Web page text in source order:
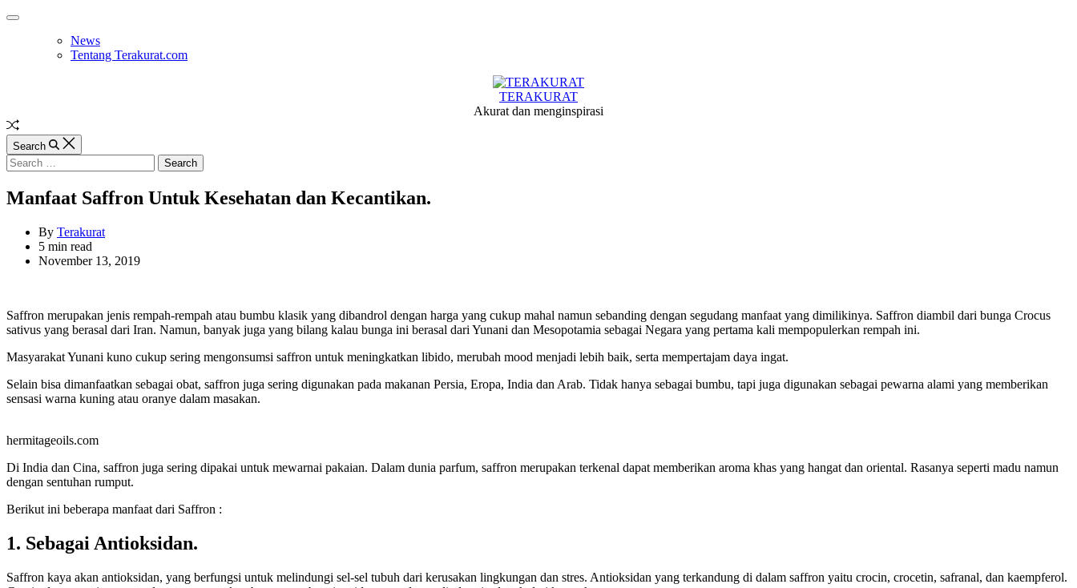
Skip
Off
News
Tentang Terakurat.com
TERAKURAT
Akurat dan menginspirasi
Random
Article
Search
Search
for:
Manfaat Saffron Untuk Kesehatan dan Kecantikan.
By Terakurat
Estimated
read
5 min read
November 13, 2019
Saffron merupakan jenis rempah-rempah atau bumbu klasik yang dibandrol dengan harga yang cukup mahal namun sebanding dengan segudang manfaat yang dimilikinya. Saffron diambil dari bunga Crocus
sativus yang berasal dari Iran. Namun, banyak juga yang bilang kalau bunga ini berasal dari Yunani dan Mesopotamia sebagai Negara yang pertama kali mempopulerkan rempah ini.
Masyarakat Yunani kuno cukup sering mengonsumsi saffron untuk meningkatkan libido, merubah mood menjadi lebih baik, serta mempertajam daya ingat.
Selain bisa dimanfaatkan sebagai obat, saffron juga sering digunakan pada makanan Persia, Eropa, India dan Arab. Tidak hanya sebagai bumbu, tapi juga digunakan sebagai pewarna alami yang memberikan
sensasi warna kuning atau oranye dalam masakan.
hermitageoils.com
Di India dan Cina, saffron juga sering dipakai untuk mewarnai pakaian. Dalam dunia parfum, saffron merupakan terkenal dapat memberikan aroma khas yang hangat dan oriental. Rasanya seperti madu namun
dengan sentuhan rumput.
Berikut ini beberapa manfaat dari Saffron :
1. Sebagai Antioksidan.
Saffron kaya akan antioksidan, yang berfungsi untuk melindungi sel-sel tubuh dari kerusakan lingkungan dan stres. Antioksidan yang terkandung di dalam saffron yaitu crocin, crocetin, safranal, dan kaempferol.